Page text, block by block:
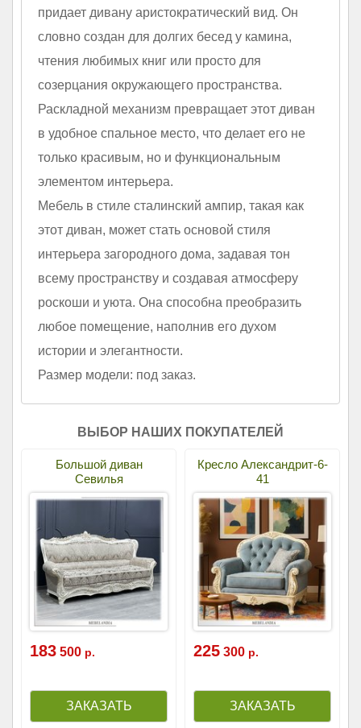
придает дивану аристократический вид. Он
словно создан для долгих бесед у камина,
чтения любимых книг или просто для
созерцания окружающего пространства.
Раскладной механизм превращает этот диван
в удобное спальное место, что делает его не
только красивым, но и функциональным
элементом интерьера.
Мебель в стиле сталинский ампир, такая как
этот диван, может стать основой стиля
интерьера загородного дома, задавая тон
всему пространству и создавая атмосферу
роскоши и уюта. Она способна преобразить
любое помещение, наполнив его духом
истории и элегантности.
Размер модели: под заказ.
ВЫБОР НАШИХ ПОКУПАТЕЛЕЙ
Большой диван
Севилья
183 500 р.
Кресло Александрит-6-
41
225 300 р.